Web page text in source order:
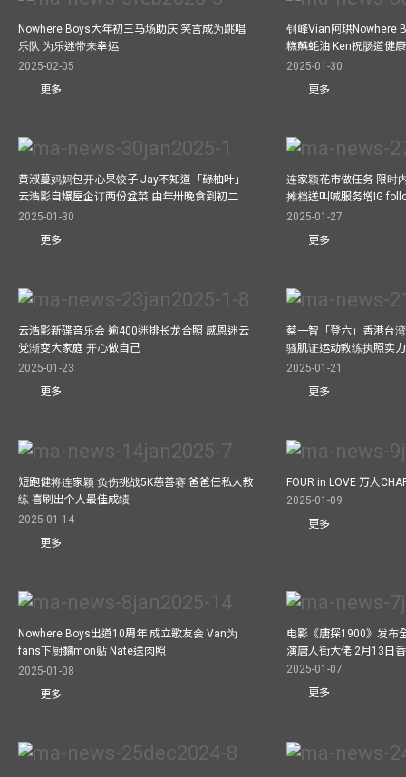
Nowhere Boys大年初三马场助庆 笑言成为跳唱
乐队 为乐迷带来幸运
2025-02-05
更多
钊峰Vian阿珙Nowhere
糕蘸蚝油 Ken祝肠道健康
2025-01-30
更多
黄淑蔓妈妈包开心果饺子 Jay不知道「碌柚叶」
云浩影自爆屋企订两份盆菜 由年卅晚食到初二
2025-01-30
更多
连家颖花市做任务 限时
摊档送叫喊服务增IG
2025-01-27
更多
云浩影新碟音乐会 逾400迷排长龙合照 感恩迷云
党渐变大家庭 开心做自己
2025-01-23
更多
蔡一智「登六」香港台
骚肌证运动教练执照实
2025-01-21
更多
短跑健将连家颖 负伤挑战5K慈善赛 爸爸任私人教
练 喜刷出个人最佳成绩
2025-01-14
更多
FOUR in LOVE 万人
2025-01-09
更多
Nowhere Boys出道10周年 成立歌友会 Van为
fans下厨黐mon贴 Nate送肉照
2025-01-08
更多
电影《唐探1900》发布
演唐人街大佬 2月13日
2025-01-07
更多